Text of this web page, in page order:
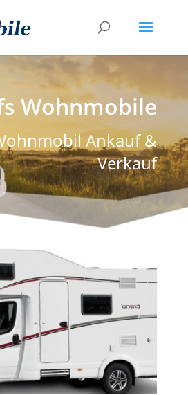
Wohnmobile
Ankauf &
Verkauf